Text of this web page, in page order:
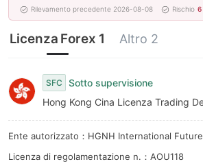
Rilevamento precedente 2026-08-08 Rischio 6
Licenza Forex 1 Altro 2
SFC
Sotto supervisione
Hong Kong Cina Licenza Trading
Ente autorizzato：HGNH International
Licenza di regolamentazione n.：AOU118